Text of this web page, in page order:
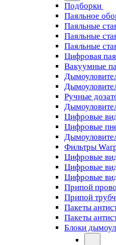
Подборки
Паяльное
Паяльные
Паяльные
Паяльные
Цифровая
Вакуумные
Ручные
Цифровые
Цифровые
Фильтры
Цифровые
Цифровые
Цифровые
Припой
Припой
Пакеты
Пакеты
Блоки